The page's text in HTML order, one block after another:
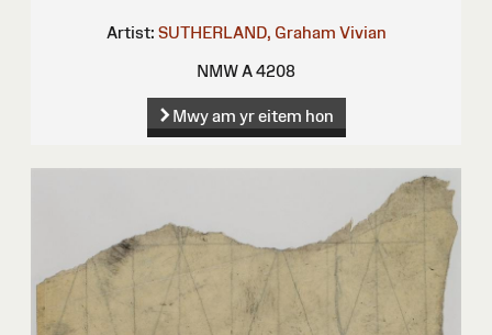
Artist: SUTHERLAND, Graham Vivian
NMW A 4208
Mwy am yr eitem hon